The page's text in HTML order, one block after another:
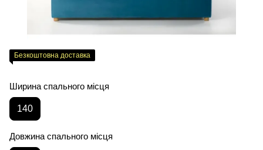
Безкоштовна доставка
Ширина спального місця
140
Довжина спального місця